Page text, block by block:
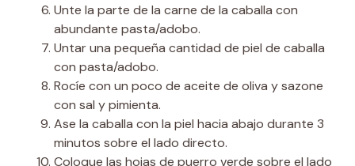
Unte la parte de la carne de la caballa con
abundante pasta/adobo.
Untar una pequeña cantidad de piel de caballa
con pasta/adobo.
Rocíe con un poco de aceite de oliva y sazone
con sal y pimienta.
Ase la caballa con la piel hacia abajo durante 3
minutos sobre el lado directo.
Coloque las hojas de puerro verde sobre el lado